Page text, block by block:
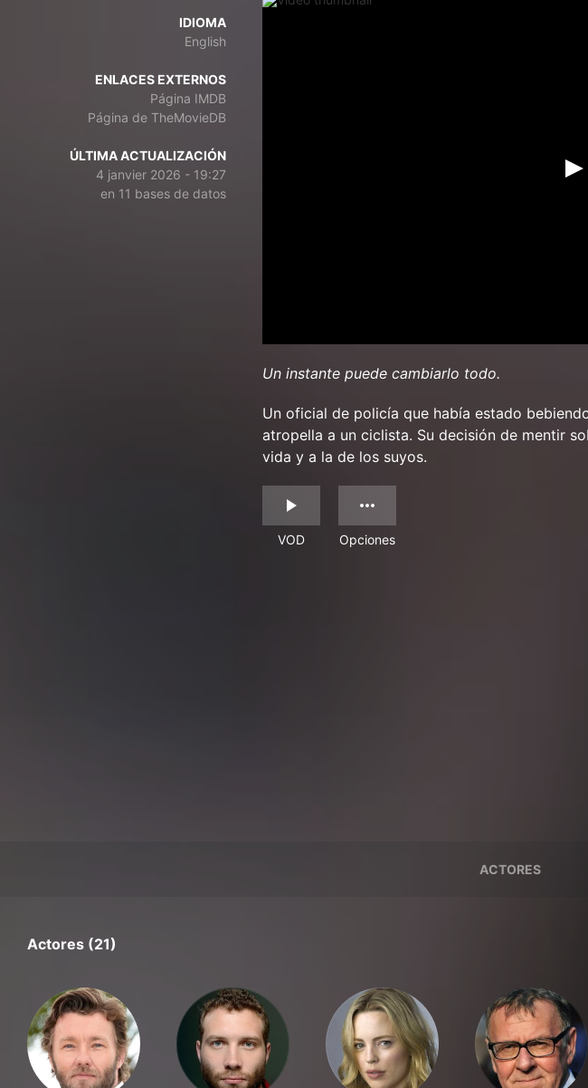
IDIOMA
English
ENLACES EXTERNOS
Página IMDB
Página de TheMovieDB
ÚLTIMA ACTUALIZACIÓN
4 janvier 2026 - 19:27
en 11 bases de datos
Un instante puede cambiarlo todo.
Un oficial de policía que había estado
atropella a un ciclista. Su decisión de mentir
vida y a la de los suyos.
VOD Opciones
ACTORES
Actores (21)